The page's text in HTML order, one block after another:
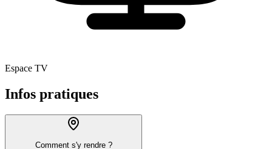
Espace TV
Infos pratiques
Comment s'y rendre ?